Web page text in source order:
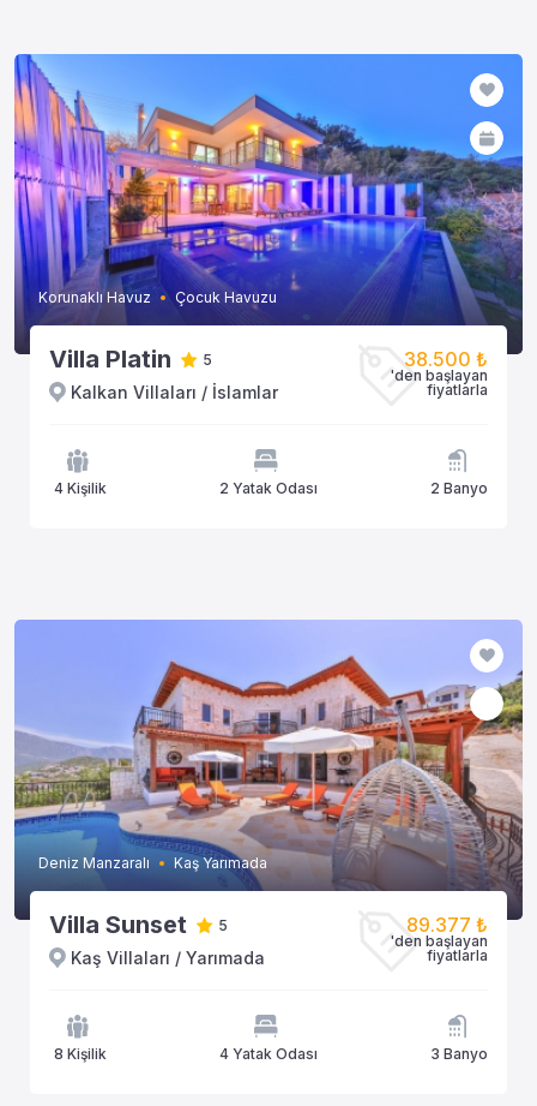
Korunaklı Havuz Çocuk Havuzu
Villa Platin 5
Kalkan Villaları / İslamlar
38.500 ₺
'den başlayan
fiyatlarla
4 Kişilik 2 Yatak Odası 2 Banyo
Deniz Manzaralı Kaş Yarımada
Villa Sunset 5
Kaş Villaları / Yarımada
89.377 ₺
'den başlayan
fiyatlarla
8 Kişilik 4 Yatak Odası 3 Banyo